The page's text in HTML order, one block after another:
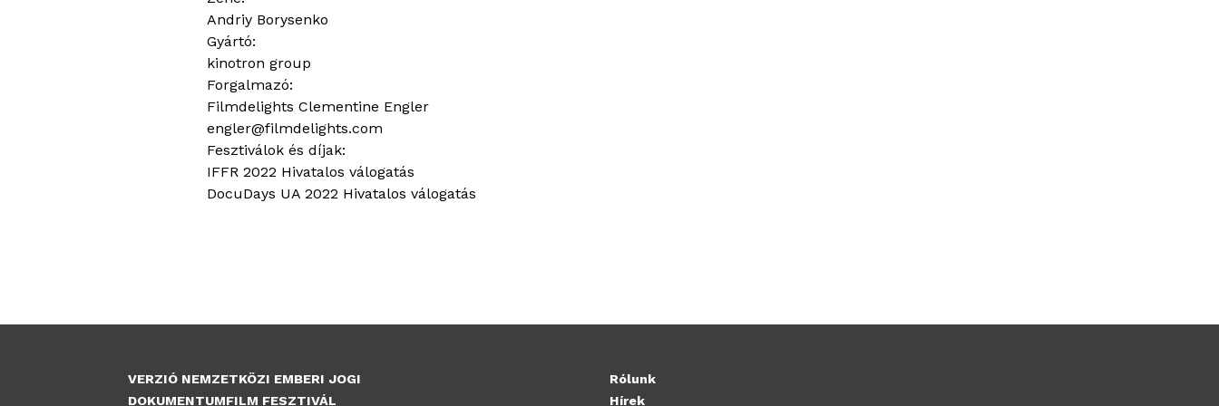
Andriy Borysenko
Gyártó:
kinotron group
Forgalmazó:
Filmdelights Clementine Engler
engler@filmdelights.com
Fesztiválok és díjak:
IFFR 2022 Hivatalos válogatás
DocuDays UA 2022 Hivatalos válogatás
VERZIÓ NEMZETKÖZI EMBERI JOGI
DOKUMENTUMFILM FESZTIVÁL
Rólunk
Hírek